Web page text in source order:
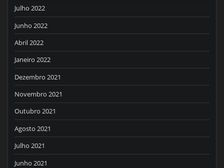
Julho 2022
Junho 2022
Abril 2022
Janeiro 2022
Dezembro 2021
Novembro 2021
Outubro 2021
Agosto 2021
Julho 2021
Junho 2021